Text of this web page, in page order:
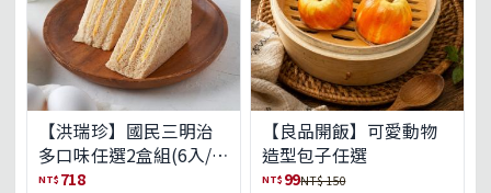
【洪瑞珍】國民三明治
多口味任選2盒組(6入/
盒)(免運)
NT$ 718
【良品開飯】可愛動物
造型包子任選
NT$ 99NT$ 150